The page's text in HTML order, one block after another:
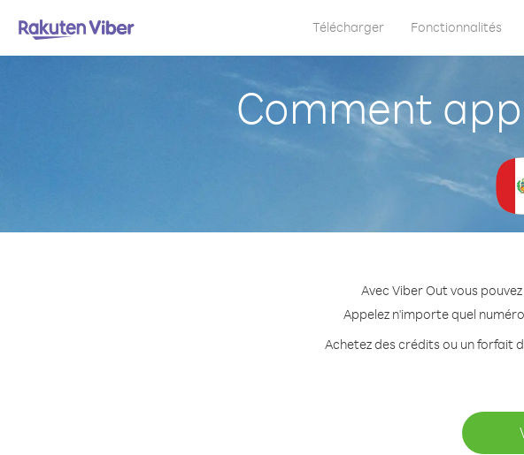
Télécharger Fonctionnalités
Comment
Avec Viber Out vous
Appelez n'importe quel
Achetez des crédits ou un forfait